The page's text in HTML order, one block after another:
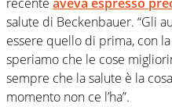
salute di Beckenbauer. “Gli
essere quello di prima, con
speriamo che le cose
sempre che la salute è la
momento non ce l’ha”.